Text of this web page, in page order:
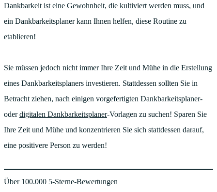
Dankbarkeit ist eine Gewohnheit, die kultiviert werden muss, und
ein Dankbarkeitsplaner kann Ihnen helfen, diese Routine zu
etablieren!
Sie müssen jedoch nicht immer Ihre Zeit und Mühe in die Erstellung
eines Dankbarkeitsplaners investieren. Stattdessen sollten Sie in
Betracht ziehen, nach einigen vorgefertigten Dankbarkeitsplaner-
oderdigitalen Dankbarkeitsplaner-Vorlagen zu suchen! Sparen Sie
Ihre Zeit und Mühe und konzentrieren Sie sich stattdessen darauf,
eine positivere Person zu werden!
Über 100.000 5-Sterne-Bewertungen